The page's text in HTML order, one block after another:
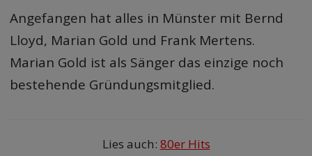
Angefangen hat alles in Münster mit Bernd
Lloyd, Marian Gold und Frank Mertens.
Marian Gold ist als Sänger das einzige noch
bestehende Gründungsmitglied.
Lies auch: 80er Hits